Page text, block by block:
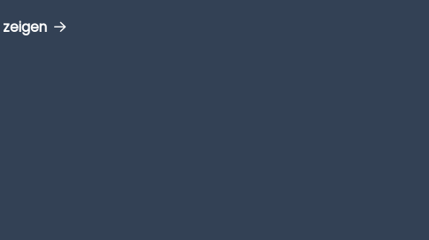
zeigen